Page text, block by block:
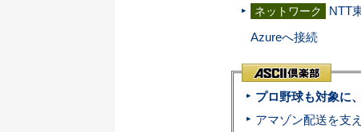
ネットワーク
NTT
Azureへ接続
プロ野球も対象に